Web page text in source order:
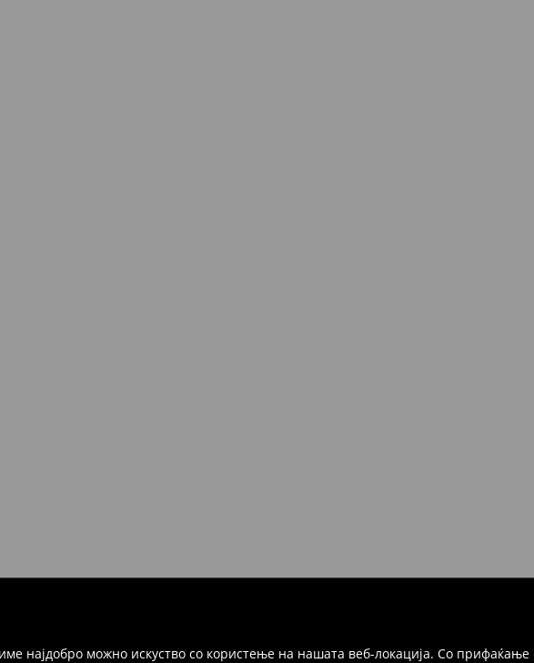
најдобро можно искуство со користење на нашата веб-локација. Со прифаќање